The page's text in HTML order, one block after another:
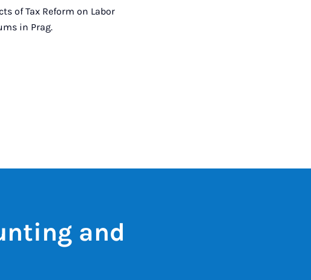
Mail
of Tax Reform on Labor
in Prag.
and